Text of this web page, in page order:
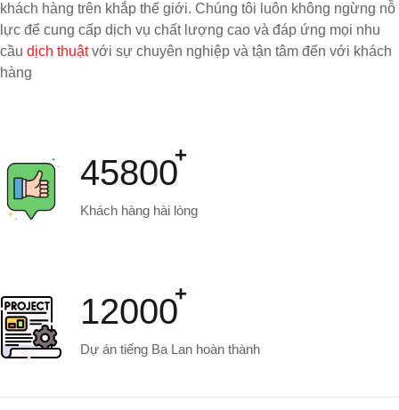
khách hàng trên khắp thế giới. Chúng tôi luôn không ngừng nỗ
lực để cung cấp dịch vụ chất lượng cao và đáp ứng mọi nhu
cầu dịch thuậtvới sự chuyên nghiệp và tận tâm đến với khách
hàng
45800
Khách hàng hài lòng
12000
Dự án tiếng Ba Lan hoàn thành